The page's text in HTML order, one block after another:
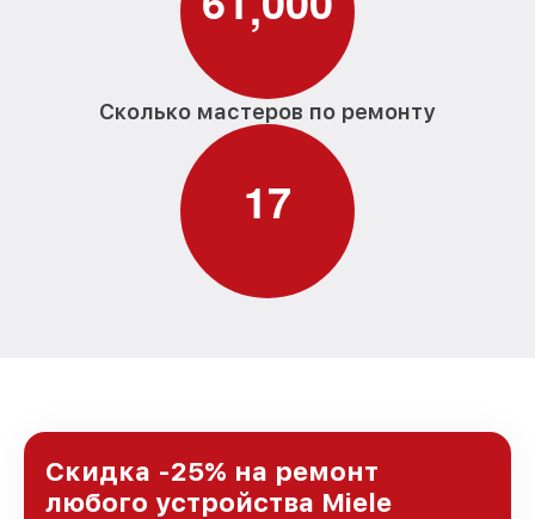
Сколько мастеров по ремонту
17
Скидка -25% на ремонт
любого устройства Miele